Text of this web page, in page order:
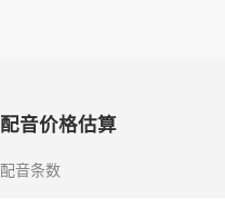
配音价格估算
配音条数